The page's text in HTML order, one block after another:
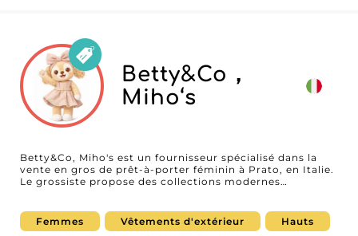
Betty&Co，
Miho‘s
Betty&Co, Miho's est un fournisseur spécialisé dans la
vente en gros de prêt-à-porter féminin à Prato, en Italie.
Le grossiste propose des collections modernes
attentes des boutiques, concept stores et e-
commerçants. Grâce à un style urbain et des collections
Femmes Vêtements d'extérieur Hauts